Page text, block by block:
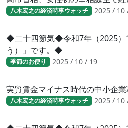
八木宏之の経済時事ウォッチ 2025 / 10
◆二十四節気◆令和7年（2025）
う）」です。◆
季節のお便り 2025 / 10 / 19
実質賃金マイナス時代の中小企
八木宏之の経済時事ウォッチ 2025 / 10